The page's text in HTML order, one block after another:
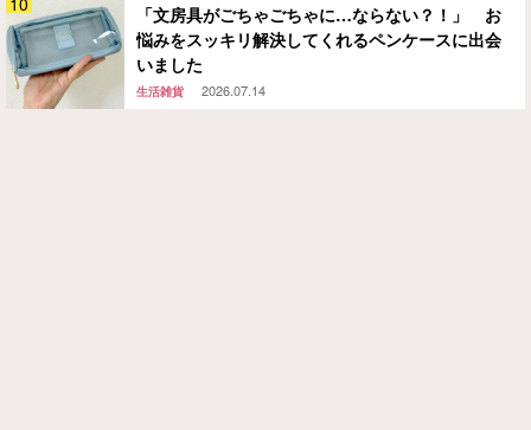
「文房具がごちゃごちゃに…ならない？！」 お
悩みをスッキリ解決してくれるペンケースに出会
いました
生活雑貨 2026.07.14